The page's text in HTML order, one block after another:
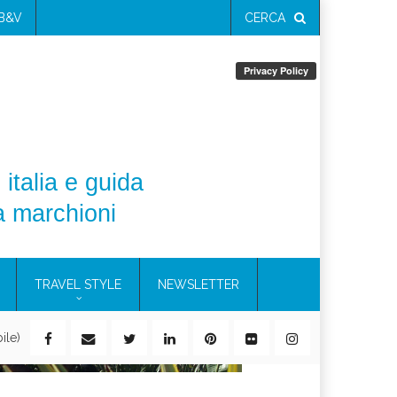
CERCA
italia e guida
marchioni
TRAVEL STYLE NEWSLETTER